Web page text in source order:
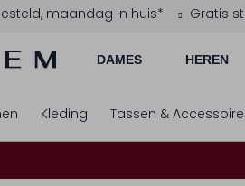
maandag in huis* Gratis
DAMES HEREN
Kleding Tassen &